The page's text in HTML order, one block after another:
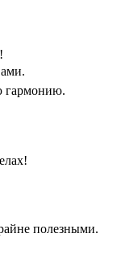
гармонию.
полезными.